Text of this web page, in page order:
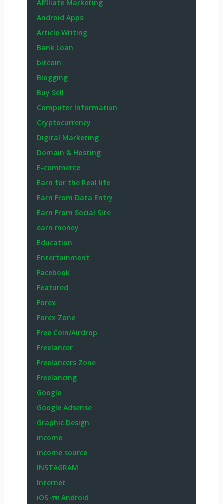
Affiliate Marketing
Android Apps
Article Writing
Bank Loan
bitcoin
Blogging
Buy Sell
Computer Information
Cryptocurrency
Digital Marketing
Domain & Hosting
E-commerce
Earn for the Real life
Earn From Data Entry
Earn From Social Site
earn money
Education
Entertainment
Facebook
Featured
Forex
Forex Zone
Free Coin/Airdrop
Freelancer
Freelancers Zone
Freelancing
Google
Google Adsense
Graphic Design
income
income source
INSTAGRAM
Internet
iOS এবং Android